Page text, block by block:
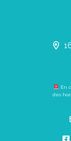
En
des